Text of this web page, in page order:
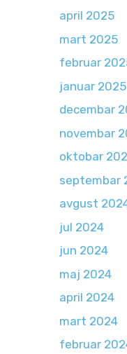
april 2025
mart 2025
februar
januar 2025
decembar
novembar
oktobar
septembar
avgust
jul 2024
jun 2024
maj 2024
april 2024
mart 2024
februar